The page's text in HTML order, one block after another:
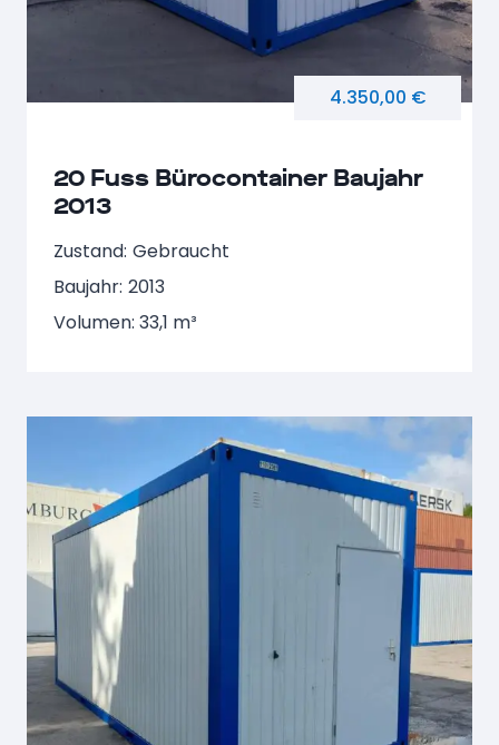
20 Fuss Bürocontainer Baujahr
2013
4.350,00 €
Zustand: Gebraucht
Baujahr: 2013
Volumen: 33,1 m³